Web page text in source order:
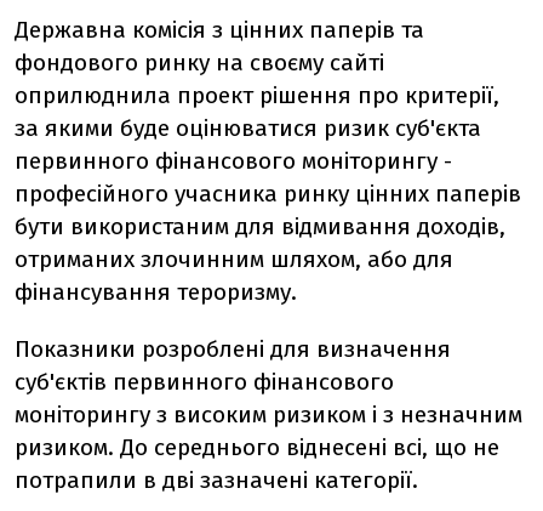
Державна комісія з цінних паперів та
фондового ринку на своєму сайті
оприлюднила проект рішення про критерії,
за якими буде оцінюватися ризик суб'єкта
первинного фінансового моніторингу -
професійного учасника ринку цінних паперів
бути використаним для відмивання доходів,
отриманих злочинним шляхом, або для
фінансування тероризму.
Показники розроблені для визначення
суб'єктів первинного фінансового
моніторингу з високим ризиком і з незначним
ризиком. До середнього віднесені всі, що не
потрапили в дві зазначені категорії.